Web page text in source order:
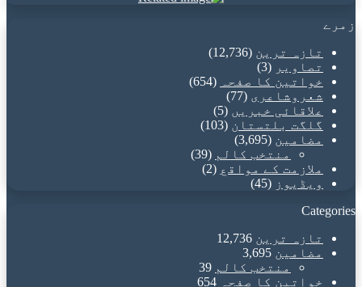
زمرے
تازہ ترین (12,736)
تصاویر (3)
خواتین کا صفحہ
(654)
شعروشاعری (77)
علاقائی خبریں (5)
گلگت بلتستان (103)
مضامین (3,695)
منتخب کالم (39)
ملازمت کے مواقع (2)
ویڈیوز (45)
Categories
تازہ ترین 12,736
مضامین 3,695
منتخب کالم 39
خواتین کا صفحہ
654